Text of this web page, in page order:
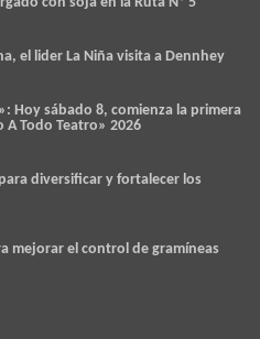
el lider La Niña visita a Dennhey
Hoy sábado 8, comienza la primera
Todo Teatro» 2026
diversificar y fortalecer los
mejorar el control de gramíneas